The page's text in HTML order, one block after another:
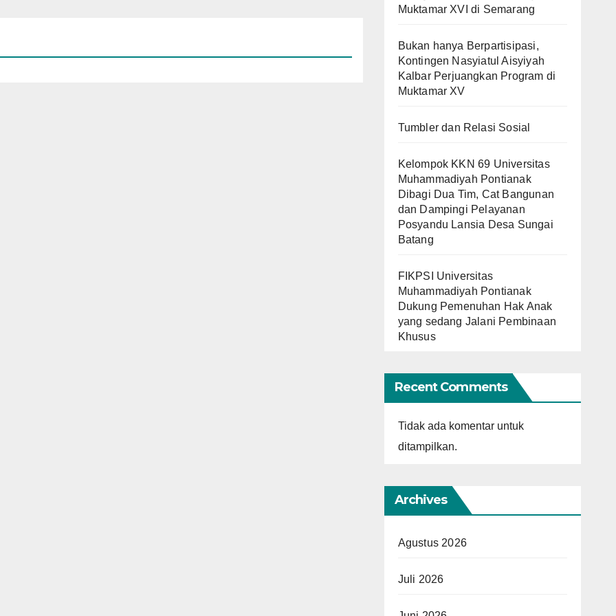
Muktamar XVI di Semarang
Bukan hanya Berpartisipasi,
Kontingen Nasyiatul Aisyiyah
Kalbar Perjuangkan Program di
Muktamar XV
Tumbler dan Relasi Sosial
Kelompok KKN 69 Universitas
Muhammadiyah Pontianak
Dibagi Dua Tim, Cat Bangunan
dan Dampingi Pelayanan
Posyandu Lansia Desa Sungai
Batang
FIKPSI Universitas
Muhammadiyah Pontianak
Dukung Pemenuhan Hak Anak
yang sedang Jalani Pembinaan
Khusus
Recent Comments
Tidak ada komentar untuk
ditampilkan.
Archives
Agustus 2026
Juli 2026